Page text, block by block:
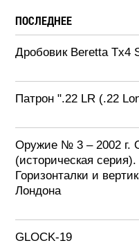
ПОСЛЕДНЕЕ
Дробовик Beretta Tx4
Патрон ".22 LR (.22
Оружие № 3 – 2002 г.
(историческая
Горизонталки и
Лондона
GLOCK-19